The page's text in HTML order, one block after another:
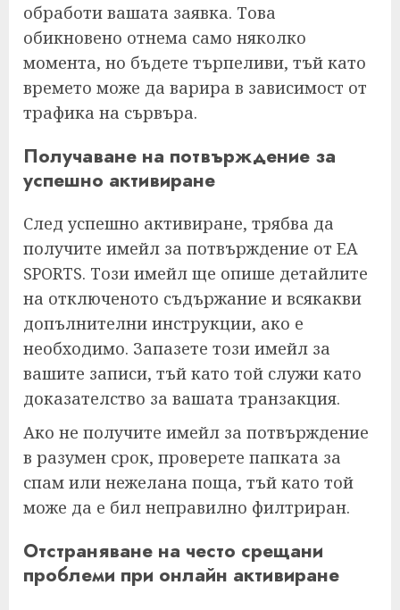
обработи вашата заявка. Това
обикновено отнема само няколко
момента, но бъдете търпеливи, тъй като
времето може да варира в зависимост от
трафика на сървъра.
Получаване на потвърждение за
успешно активиране
След успешно активиране, трябва да
получите имейл за потвърждение от EA
SPORTS. Този имейл ще опише детайлите
на отключеното съдържание и всякакви
допълнителни инструкции, ако е
необходимо. Запазете този имейл за
вашите записи, тъй като той служи като
доказателство за вашата транзакция.
Ако не получите имейл за потвърждение
в разумен срок, проверете папката за
спам или нежелана поща, тъй като той
може да е бил неправилно филтриран.
Отстраняване на често срещани
проблеми при онлайн активиране